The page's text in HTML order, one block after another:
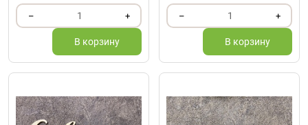
– 1 +
В корзину
– 1 +
В корзину